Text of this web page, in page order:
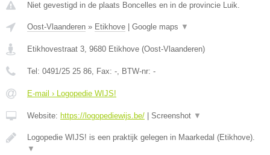
Niet gevestigd in de plaats Boncelles en in de provincie Luik.
Oost-Vlaanderen » Etikhove Google maps ▼
Etikhovestraat 3, 9680 Etikhove (Oost-Vlaanderen)
Tel: 0491/25 25 86, Fax: -, BTW-nr: -
E-mail › Logopedie WIJS!
Website: https://logopediewijs.be/ Screenshot ▼
Logopedie WIJS! is een praktijk gelegen in Maarkedal (Etikhove).
▼